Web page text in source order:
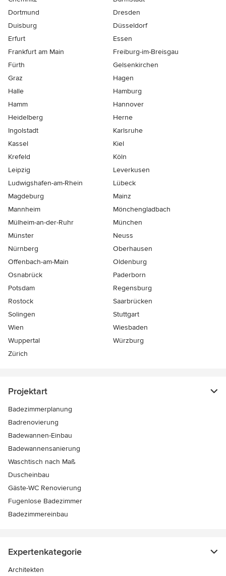
Dortmund
Dresden
Duisburg
Düsseldorf
Erfurt
Essen
Frankfurt am Main
Freiburg-im-Breisgau
Fürth
Gelsenkirchen
Graz
Hagen
Halle
Hamburg
Hamm
Hannover
Heidelberg
Herne
Ingolstadt
Karlsruhe
Kassel
Kiel
Krefeld
Köln
Leipzig
Leverkusen
Ludwigshafen-am-Rhein
Lübeck
Magdeburg
Mainz
Mannheim
Mönchen­gladbach
Mülheim-an-der-Ruhr
München
Münster
Neuss
Nürnberg
Oberhausen
Offenbach-am-Main
Oldenburg
Osnabrück
Paderborn
Potsdam
Regensburg
Rostock
Saarbrücken
Solingen
Stuttgart
Wien
Wiesbaden
Wuppertal
Würzburg
Zürich
Projektart
Badezimmerplanung
Badrenovierung
Badewannen-Einbau
Badewannensanierung
Waschtisch nach Maß
Duscheinbau
Gäste-WC Renovierung
Fugenlose Badezimmer
Badezimmereinbau
Expertenkategorie
Architekten